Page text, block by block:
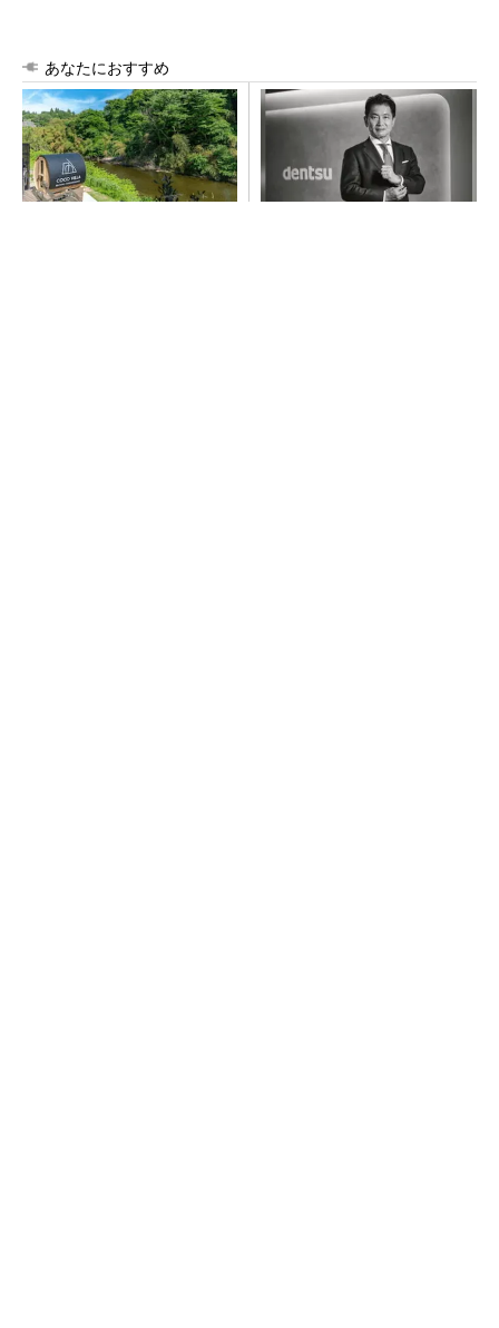
あなたにおすすめ